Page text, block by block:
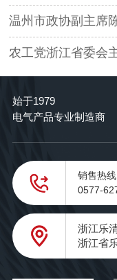
温州市政协副主席陈
农工党浙江省委会主
始于1979
电气产品专业制造商
销售热线
0577-
浙江乐
浙江省